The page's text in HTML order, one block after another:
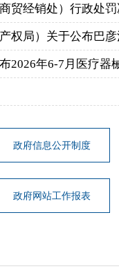
销处）行政处罚决定
布巴彦淖尔市地理标志专家智
医疗器械经营企业网络销售
政府信息公开制度
政府网站工作报表